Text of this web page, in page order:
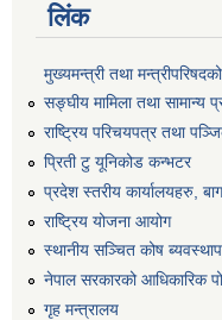
लिंक
मुख्यमन्त्री तथा
सङ्‍घीय मामिला तथा सामान्य
राष्ट्रिय परिचयपत्र तथा
प्रिती टु यूनिकोड कन्भटर
प्रदेश स्तरीय कार्यालयहरु,
राष्ट्रिय योजना आयोग
स्थानीय सञ्चित कोष
नेपाल सरकारको आधिकारिक
गृह मन्त्रालय